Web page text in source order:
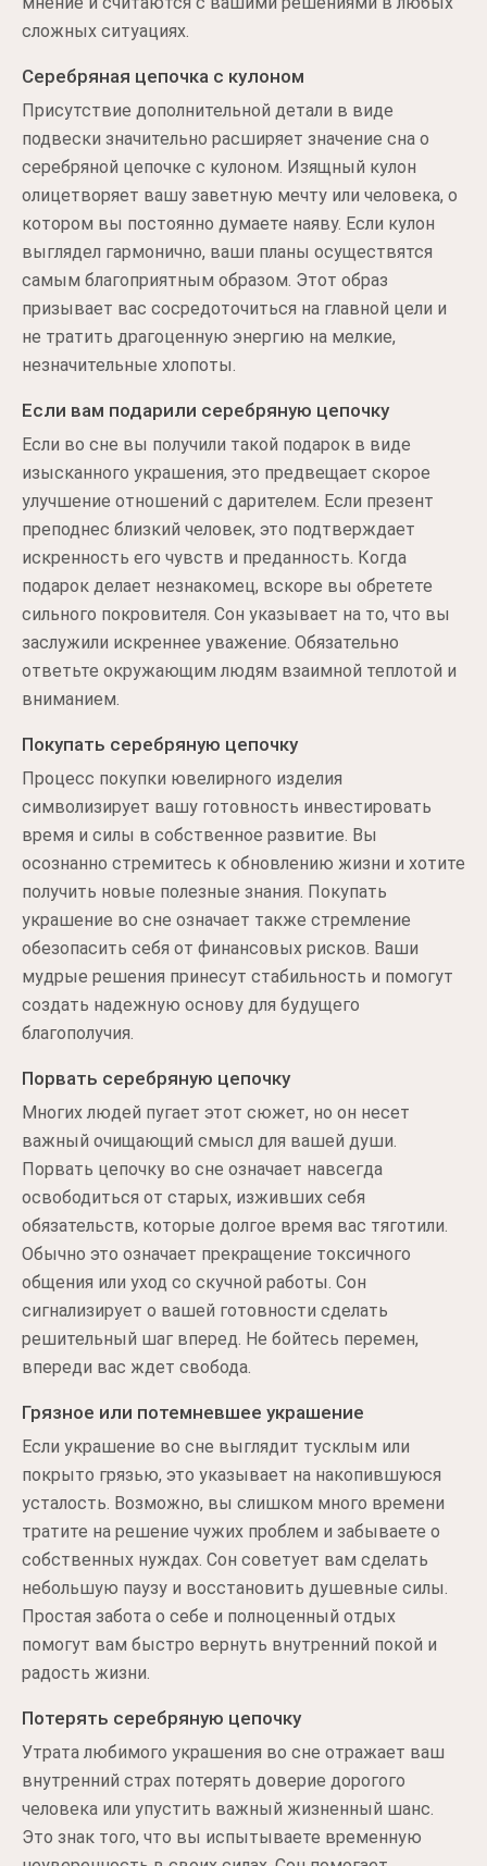
сложных ситуациях.
Серебряная цепочка с кулоном
Присутствие дополнительной детали в виде
подвески значительно расширяет значение сна о
серебряной цепочке с кулоном. Изящный кулон
олицетворяет вашу заветную мечту или человека, о
котором вы постоянно думаете наяву. Если кулон
выглядел гармонично, ваши планы осуществятся
самым благоприятным образом. Этот образ
призывает вас сосредоточиться на главной цели и
не тратить драгоценную энергию на мелкие,
незначительные хлопоты.
Если вам подарили серебряную цепочку
Если во сне вы получили такой подарок в виде
изысканного украшения, это предвещает скорое
улучшение отношений с дарителем. Если презент
преподнес близкий человек, это подтверждает
искренность его чувств и преданность. Когда
подарок делает незнакомец, вскоре вы обретете
сильного покровителя. Сон указывает на то, что вы
заслужили искреннее уважение. Обязательно
ответьте окружающим людям взаимной теплотой и
вниманием.
Покупать серебряную цепочку
Процесс покупки ювелирного изделия
символизирует вашу готовность инвестировать
время и силы в собственное развитие. Вы
осознанно стремитесь к обновлению жизни и хотите
получить новые полезные знания. Покупать
украшение во сне означает также стремление
обезопасить себя от финансовых рисков. Ваши
мудрые решения принесут стабильность и помогут
создать надежную основу для будущего
благополучия.
Порвать серебряную цепочку
Многих людей пугает этот сюжет, но он несет
важный очищающий смысл для вашей души.
Порвать цепочку во сне означает навсегда
освободиться от старых, изживших себя
обязательств, которые долгое время вас тяготили.
Обычно это означает прекращение токсичного
общения или уход со скучной работы. Сон
сигнализирует о вашей готовности сделать
решительный шаг вперед. Не бойтесь перемен,
впереди вас ждет свобода.
Грязное или потемневшее украшение
Если украшение во сне выглядит тусклым или
покрыто грязью, это указывает на накопившуюся
усталость. Возможно, вы слишком много времени
тратите на решение чужих проблем и забываете о
собственных нуждах. Сон советует вам сделать
небольшую паузу и восстановить душевные силы.
Простая забота о себе и полноценный отдых
помогут вам быстро вернуть внутренний покой и
радость жизни.
Потерять серебряную цепочку
Утрата любимого украшения во сне отражает ваш
внутренний страх потерять доверие дорогого
человека или упустить важный жизненный шанс.
Это знак того, что вы испытываете временную